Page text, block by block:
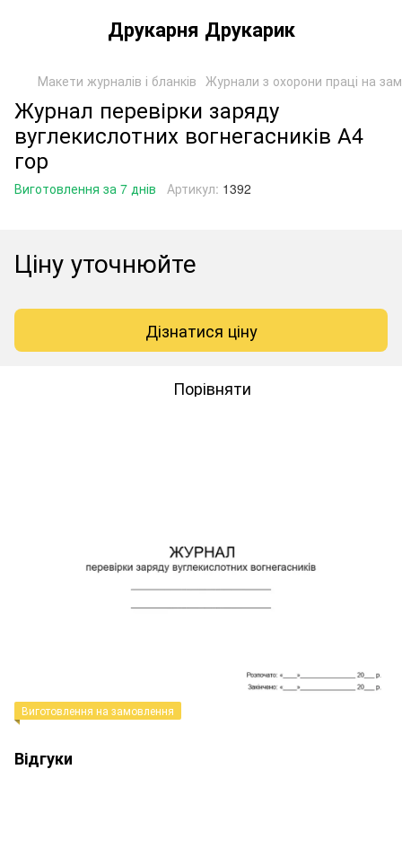
Друкарня Друкарик
Макети журналів і бланків Журнали з охорони праці на
Журнал перевірки заряду
вуглекислотних вогнегасників А4
гор
Виготовлення за 7 днів Артикул: 1392
Ціну уточнюйте
Дізнатися ціну
Порівняти
Виготовлення на замовлення
Відгуки